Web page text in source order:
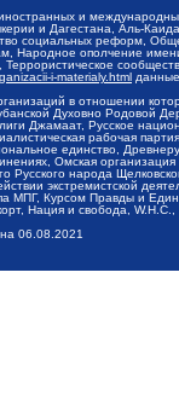
и
и Дагестана, Аль-
социальных реформ,
Народное ополчение
i-materialy.html
в отношении
Духовно Родовой
Джамаат, Русское
рабочая
единство,
Омская
народа
экстремистской
Курсом Правды и
Нация и свобода,
06.08.2021